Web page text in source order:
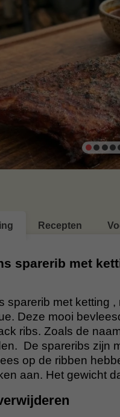
Recepten
sparerib met
sparerib met ketting
Deze mooi
ribs. Zoals de
De spareribs zijn
op de ribben
aan. Het gewicht